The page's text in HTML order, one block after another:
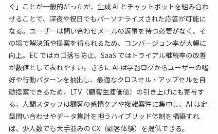
ぐ」ことが一般的だったが、生成 AI とチャットボットを組み合わ
せることで、深夜や祝日でもパーソナライズされた応答が可能に
なる。ユーザーは問い合わせメールの返事を待つ必要がなく、そ
の場で解決策や提案を得られるため、コンバージョン率が大幅に
向上。EC ではカゴ落ち防止、SaaS ではトライアル継続率の改善
が数値として表れやすい。さらに AI は学習ログからユーザーの嗜
好や行動パターンを抽出し、最適なクロスセル・アップセルを自
動提案できるため、LTV（顧客生涯価値）の引き上げにも寄与す
る。人間スタッフは顧客の感情ケアや複雑案件に集中し、AI は定
型問い合わせやデータ集計を担うハイブリッド体制を構築すれ
ば、少人数でも大手並みの CX（顧客体験）を提供できる。